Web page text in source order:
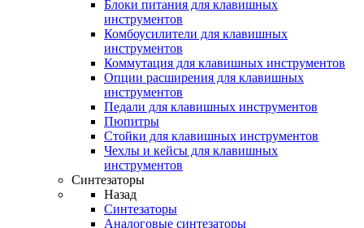
Блоки питания для клавишных
инструментов
Комбоусилители для клавишных
инструментов
Коммутация для клавишных инструментов
Опции расширения для клавишных
инструментов
Педали для клавишных инструментов
Пюпитры
Стойки для клавишных инструментов
Чехлы и кейсы для клавишных
инструментов
Синтезаторы
Назад
Синтезаторы
Аналоговые синтезаторы